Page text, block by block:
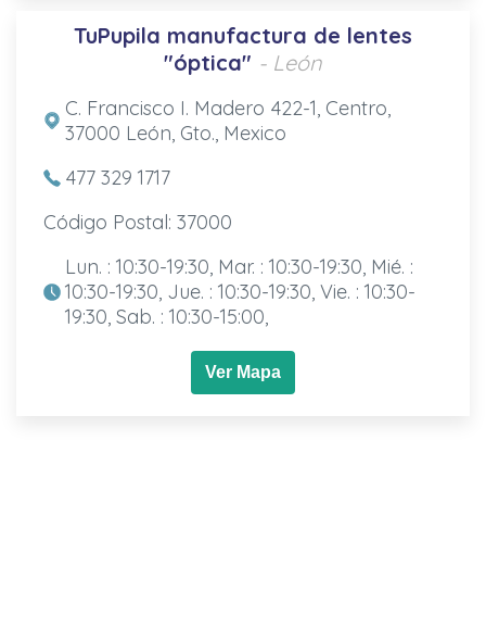
TuPupila manufactura de lentes
"óptica" - León
C. Francisco I. Madero 422-1, Centro,
37000 León, Gto., Mexico
477 329 1717
Código Postal: 37000
Lun. : 10:30-19:30, Mar. : 10:30-19:30, Mié. :
10:30-19:30, Jue. : 10:30-19:30, Vie. : 10:30-
19:30, Sab. : 10:30-15:00,
Ver Mapa